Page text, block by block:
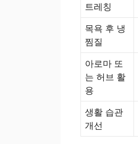
트레칭
목욕 후 냉
찜질
아로마 또
는 허브 활
용
생활 습관
개선